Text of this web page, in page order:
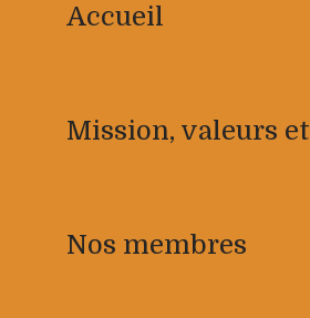
Accueil
Mission, valeurs
Nos membres